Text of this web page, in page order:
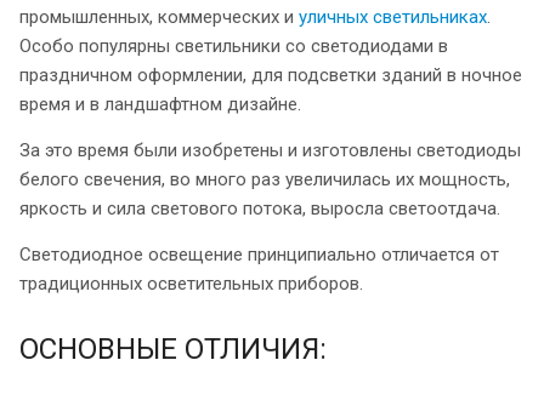
промышленных, коммерческих и уличных светильниках.
Особо популярны светильники со светодиодами в
праздничном оформлении, для подсветки зданий в ночное
время и в ландшафтном дизайне.
За это время были изобретены и изготовлены светодиоды
белого свечения, во много раз увеличилась их мощность,
яркость и сила светового потока, выросла светоотдача.
Светодиодное освещение принципиально отличается от
традиционных осветительных приборов.
ОСНОВНЫЕ ОТЛИЧИЯ: